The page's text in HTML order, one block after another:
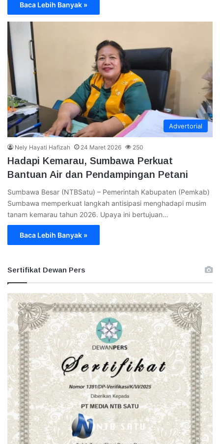
Baca Lebih Banyak »
Advertorial
Nely Hayati Hafizah 24 Maret 2026 250
Hadapi Kemarau, Sumbawa Perkuat
Bantuan Air dan Pendampingan Petani
Sumbawa Besar (NTBSatu) – Pemerintah Kabupaten (Pemkab)
Sumbawa memperkuat langkah antisipasi menghadapi musim
tanam kemarau tahun 2026. Upaya ini bertujuan…
Baca Lebih Banyak »
Sertifikat Dewan Pers